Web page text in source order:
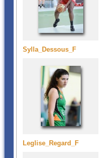
Sylla_Dessous_F
Leglise_Regard_F